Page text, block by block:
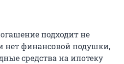
подходит не
нет финансовой подушки,
средства на ипотеку